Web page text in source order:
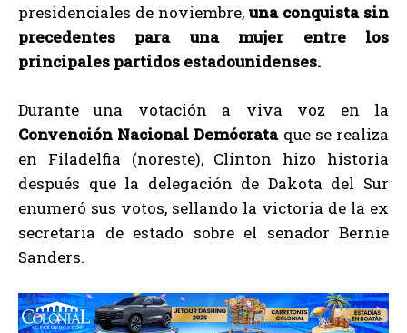
presidenciales de noviembre, una conquista sin
precedentes para una mujer entre los
principales partidos estadounidenses.
Durante una votación a viva voz en la
Convención Nacional Demócrataque se realiza
en Filadelfia (noreste), Clinton hizo historia
después que la delegación de Dakota del Sur
enumeró sus votos, sellando la victoria de la ex
secretaria de estado sobre el senador Bernie
Sanders.